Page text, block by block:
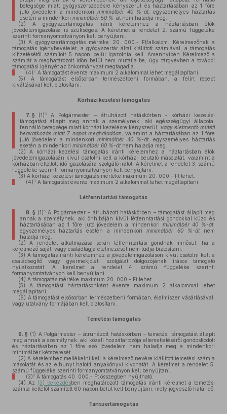
betegsége miatt gyógyszerszedésre kényszerül és háztartásában az 1 főre
jutó jövedelem a mindenkoriminimálbér 40 %-át,
egyszemélyes háztartás
esetén a mindenkori minimálbér 50 %-át nem haladja meg.
(2) A gyógyszertámogatás iránti kérelemhez a háztartásban élők
jövedelemigazolása is szükséges. A kérelmet a rendelet 2. számú függeléke
szerinti formanyomtatványon kell benyújtani.
(3) A gyógyszertámogatás mértéke 20. 000.- Ft/alkalom. Kérelmezőnek a
támogatás igénybevételét, a gyógyszertár által kiállított számlával, a támogatás
kifizetésétől számított 5 napon belül igazolnia kell. Amennyiben Kérelmező a
számlát a meghatározott időn belül nem mutatja be, úgy tárgyévben a további
támogatási igényét az önkormányzat megtagadja.
(4) 2 A támogatást évente maximum 2 alkalommal lehet megállapítani.
(5) A támogatást elsősorban természetbeni formában, a felírt recept
kiváltásával kell biztosítani.
Kórházi kezelési támogatás
7. § (1)3
A Polgármester – átruházott hatáskörben – kórházi kezelési
támogatást állapít meg annak a személynek, aki egészségügyi állapota,
fennálló betegsége miatt kórházi kezelésre kényszerül,
vagy életmentő műtéti
beavatkozás miatt 7 napot meghaladóan, valamint a háztartásában az 1 főre
jutó jövedelem a mindenkoriminimálbér 40 %-át, egyszemélyes háztartás
esetén a mindenkori minimálbér 60 %-átnem haladja meg.
(2) A kórházi kezelési támogatás iránti kérelemhez a háztartásban élők
jövedelemigazolásán kívül csatolni kell a kórházi beutaló másolatát, valamint a
kórházban eltöltött idő igazolására szolgáló iratot. A kérelmet a rendelet 3. számú
függeléke szerinti formanyomtatványon kell benyújtani.
(3) A kórházi kezelési támogatás mértéke maximum 20. 000.- Ft lehet.
(4)4A támogatást évente maximum 2 alkalommal lehet megállapítani.
Létfenntartási támogatás
8. § (1)5A Polgármester – átruházott hatáskörben – támogatást állapít meg
annak a személynek, aki önhibáján kívül létfenntartási gondokkal küzd és
háztartásában az 1 főre jutó jövedelem a mindenkori minimálbér 40 %-át,
egyszemélyes háztartás esetén a mindenkoriminimálbér 60 %-átnem
haladja meg.
(2) A rendelet alkalmazása során létfenntartási gondnak minősül, ha a
kérelmező saját, vagy családtagja élelmezését nem tudja biztosítani.
(3) A támogatás iránti kérelemhez a jövedelemigazoláson kívül csatolni kell a
családsegítő vagy gyermekjóléti szolgálat dolgozójának írásos támogató
nyilatkozatát. A kérelmet a rendelet 4. számú függeléke szerinti
formanyomtatványon kell benyújtani.
(4) A támogatás mértéke maximum 20. 000.- Ft lehet
(5) A támogatást háztartásonként évente maximum 2 alkalommal lehet
megállapítani.
(6) A támogatást elsősorban természetbeni formában, élelmiszer vásárlásával,
vagy utalvány formájában kell biztosítani.
Temetési támogatás
9. § (1) A Polgármester – átruházott hatáskörben – temetési támogatást állapít
meg annak a személynek, aki közeli hozzátartozója eltemettetéséről gondoskodott
és háztartásában az 1 főre eső jövedelem nem haladja meg a mindenkori
minimálbér kétszeresét.
(2) A kérelemhez mellékelni kell a kérelmező nevére kiállított temetési számla
másolatát és az elhunyt halotti anyakönyvi kivonatát. A kérelmet a rendelet 5.
számú függeléke szerinti formanyomtatványon kell benyújtani.
(3)6A támogatás 40. 000.- Ft összegben nyújtható.
(4) Az (3) bekezdésben meghatározott támogatás iránti kérelmet a temetési
számla keltétől számított 60 napon belül kell benyújtani, mely jogvesztő határidő.
Tanszertámogatás